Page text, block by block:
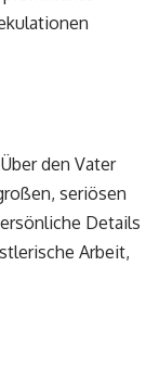
den Vater
seriösen
Details
Arbeit,